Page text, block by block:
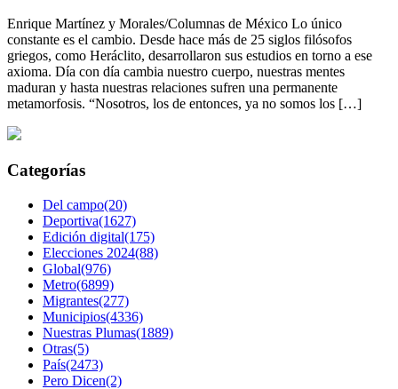
Enrique Martínez y Morales/Columnas de México Lo único
constante es el cambio. Desde hace más de 25 siglos filósofos
griegos, como Heráclito, desarrollaron sus estudios en torno a ese
axioma. Día con día cambia nuestro cuerpo, nuestras mentes
maduran y hasta nuestras relaciones sufren una permanente
metamorfosis. “Nosotros, los de entonces, ya no somos los […]
Categorías
Del campo(20)
Deportiva(1627)
Edición digital(175)
Elecciones 2024(88)
Global(976)
Metro(6899)
Migrantes(277)
Municipios(4336)
Nuestras Plumas(1889)
Otras(5)
País(2473)
Pero Dicen(2)